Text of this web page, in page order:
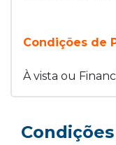
Condições de
À vista ou